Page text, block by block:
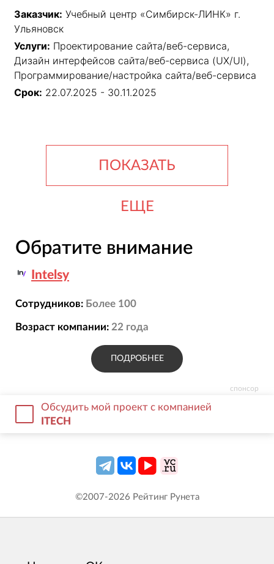
Заказчик: Учебный центр «Симбирск-ЛИНК» г.
Ульяновск
Услуги: Проектирование сайта/веб-сервиса,
Дизайн интерфейсов сайта/веб-сервиса (UX/UI),
Программирование/настройка сайта/веб-сервиса
Срок: 22.07.2025 - 30.11.2025
ПОКАЗАТЬ
ЕЩЕ
спонсор
Обратите внимание
Intelsy
Сотрудников: Более 100
Возраст компании: 22 года
ПОДРОБНЕЕ
Обсудить мой проект с компанией
ITECH
©2007-2026 Рейтинг Рунета